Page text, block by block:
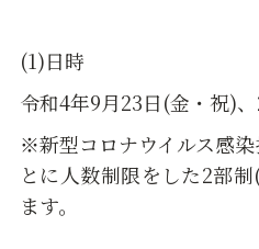
(1)日時
令和4年9月23日(金・祝)
※新型コロナウイルス感
とに人数制限をした2部
ます。